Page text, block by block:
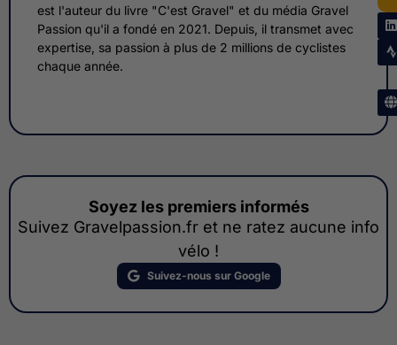
est l'auteur du livre "C'est Gravel" et du média Gravel
Passion qu'il a fondé en 2021. Depuis, il transmet avec
expertise, sa passion à plus de 2 millions de cyclistes
chaque année.
Soyez les premiers informés
Suivez Gravelpassion.fr et ne ratez aucune info
vélo !
Suivez-nous sur Google